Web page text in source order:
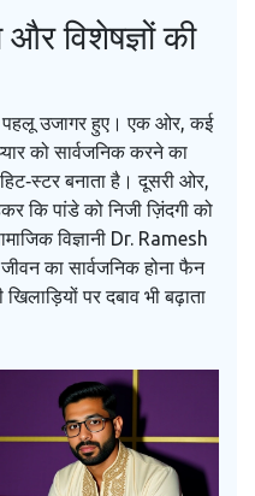
और विशेषज्ञों की
पहलू उजागर हुए। एक ओर, कई
को सार्वजनिक करने का
बनाता है। दूसरी ओर,
कि पांडे को निजी ज़िंदगी को
विज्ञानी Dr. Ramesh
का सार्वजनिक होना फैन
पर दबाव भी बढ़ाता